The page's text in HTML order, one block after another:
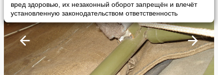
вред здоровью, их незаконный оборот запрещён и влечёт
установленную законодательством ответственность